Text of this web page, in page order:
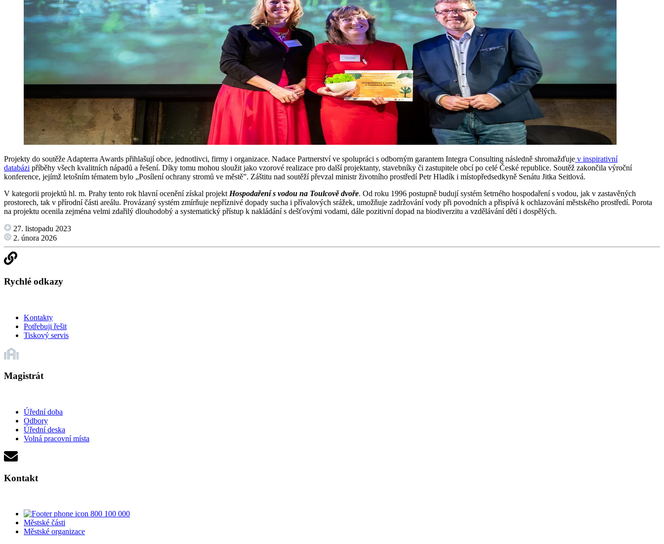
Projekty do soutěže Adapterra Awards přihlašují obce, jednotlivci, firmy i organizace. Nadace Partnerství ve spolupráci s odborným garantem Integra Consulting následně shromažďuje v inspirativní
databázi příběhy všech kvalitních nápadů a řešení. Díky tomu mohou sloužit jako vzorové realizace pro další projektanty, stavebníky či zastupitele obcí po celé České republice. Soutěž zakončila výroční
konference, jejímž letošním tématem bylo „Posílení ochrany stromů ve městě”. Záštitu nad soutěží převzal ministr životního prostředí Petr Hladík i místopředsedkyně Senátu Jitka Seitlová.
V kategorii projektů hl. m. Prahy tento rok hlavní ocenění získal projektHospodaření s vodou na Toulcově dvoře. Od roku 1996 postupně budují systém šetrného hospodaření s vodou, jak v zastavěných
prostorech, tak v přírodní části areálu. Provázaný systém zmírňuje nepříznivé dopady sucha i přívalových srážek, umožňuje zadržování vody při povodních a přispívá k ochlazování městského prostředí. Porota
na projektu ocenila zejména velmi zdařilý dlouhodobý a systematický přístup k nakládání s dešťovými vodami, dále pozitivní dopad na biodiverzitu a vzdělávání dětí i dospělých.
27. listopadu 2023
2. února 2026
Rychlé odkazy
Kontakty
Potřebuji řešit
Tiskový servis
Magistrát
Úřední doba
Odbory
Úřední deska
Volná pracovní místa
Kontakt
800 100 000
Městské části
Městské organizace